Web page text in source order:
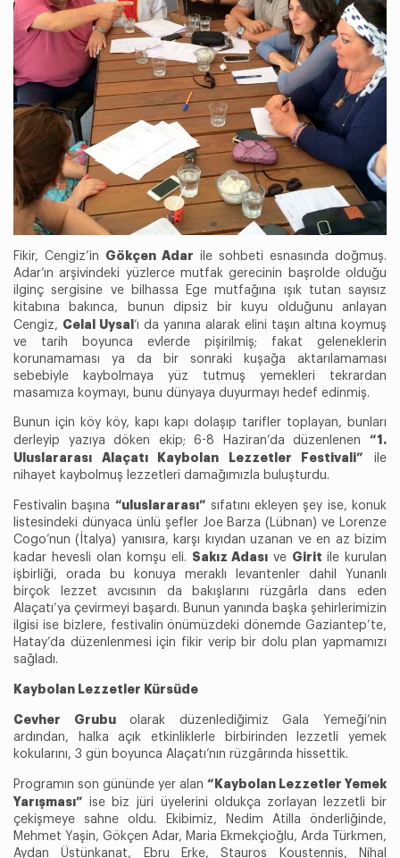
Fikir, Cengiz’in Gökçen Adar ile sohbeti esnasında doğmuş.
Adar’ın arşivindeki yüzlerce mutfak gerecinin başrolde olduğu
ilginç sergisine ve bilhassa Ege mutfağına ışık tutan sayısız
kitabına bakınca, bunun dipsiz bir kuyu olduğunu anlayan
Cengiz, Celal Uysal ’ı da yanına alarak elini taşın altına koymuş
ve tarih boyunca evlerde pişirilmiş; fakat geleneklerin
korunamaması ya da bir sonraki kuşağa aktarılamaması
sebebiyle kaybolmaya yüz tutmuş yemekleri tekrardan
masamıza koymayı, bunu dünyaya duyurmayı hedef edinmiş.
Bunun için köy köy, kapı kapı dolaşıp tarifler toplayan, bunları
derleyip yazıya döken ekip; 6-8 Haziran’da düzenlenen “1.
Uluslararası Alaçatı Kaybolan Lezzetler Festivali”
ile
nihayet kaybolmuş lezzetleri damağımızla buluşturdu.
Festivalin başına “uluslararası” sıfatını ekleyen şey ise, konuk
listesindeki dünyaca ünlü şefler Joe Barza (Lübnan) ve Lorenze
Cogo’nun (İtalya) yanısıra, karşı kıyıdan uzanan ve en az bizim
kadar hevesli olan komşu eli. Sakız Adası ve Giritile kurulan
işbirliği, orada bu konuya meraklı levantenler dahil Yunanlı
birçok lezzet avcısının da bakışlarını rüzgârla dans eden
Alaçatı’ya çevirmeyi başardı. Bunun yanında başka şehirlerimizin
ilgisi ise bizlere, festivalin önümüzdeki dönemde Gaziantep’te,
Hatay’da düzenlenmesi için fikir verip bir dolu plan yapmamızı
sağladı.
Kaybolan Lezzetler Kürsüde
Cevher Grubuolarak düzenlediğimiz Gala Yemeği’nin
ardından, halka açık etkinliklerle birbirinden lezzetli yemek
kokularını, 3 gün boyunca Alaçatı’nın rüzgârında hissettik.
Programın son gününde yer alan “Kaybolan Lezzetler Yemek
Yarışması” ise biz jüri üyelerini oldukça zorlayan lezzetli bir
çekişmeye sahne oldu. Ekibimiz, Nedim Atilla önderliğinde,
Mehmet Yaşin, Gökçen Adar, Maria Ekmekçioğlu, Arda Türkmen,
Aydan Üstünkanat, Ebru Erke, Stauros Koustennis, Nihal